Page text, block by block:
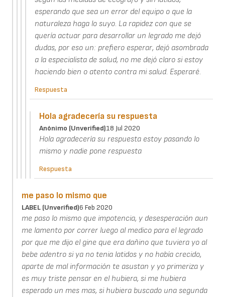
esperando que sea un error del equipo o que la
naturaleza haga lo suyo. La rapidez con que se
quería actuar para desarrollar un legrado me dejó
dudas, por eso un: prefiero esperar, dejó asombrada
a la especialista de salud, no me dejó claro si estoy
haciendo bien o atento contra mi salud. Esperaré.
Respuesta
Hola agradecería su respuesta
Anónimo (unverified)18 Jul 2020
Hola agradecería su respuesta estoy pasando lo
mismo y nadie pone respuesta
Respuesta
me paso lo mismo que
LABEL (unverified)6 Feb 2020
me paso lo mismo que impotencia, y desesperación aun
me lamento por correr luego al medico para el legrado
por que me dijo el gine que era dañino que tuviera yo al
bebe adentro si ya no tenia latidos y no había crecido,
aparte de mal información te asustan y yo primeriza y
es muy triste pensar en el hubiera, si me hubiera
esperado un mes mas, si hubiera buscado una segunda